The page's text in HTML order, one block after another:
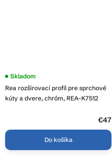
Rea rozširovací profil pre sprchové
kúty a dvere, chróm, REA-K7512
Skladom
€47
Do košíka